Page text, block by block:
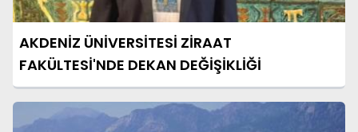
AKDENİZ ÜNİVERSİTESİ ZİRAAT
FAKÜLTESİ'NDE DEKAN DEĞİŞİKLİĞİ